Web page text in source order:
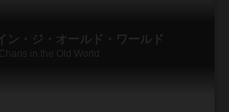
ン・ジ・オールド・ワールド
Chaos in the Old World